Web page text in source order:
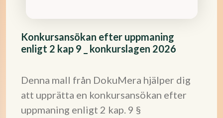
Konkursansökan efter uppmaning
enligt 2 kap 9 _ konkurslagen 2026
Denna mall från DokuMera hjälper dig
att upprätta en konkursansökan efter
uppmaning enligt 2 kap. 9 §